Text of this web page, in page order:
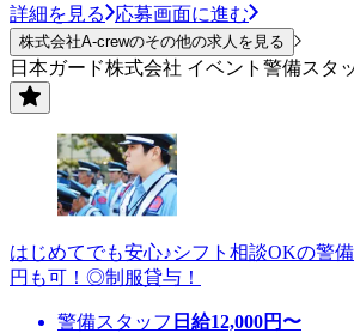
詳細を見る 応募画面に進む
株式会社A-crewのその他の求人を見る
日本ガード株式会社 イベント警備スタ
はじめてでも安心♪シフト相談OKの警
円も可！◎制服貸与！
警備スタッフ 日給12,000円〜